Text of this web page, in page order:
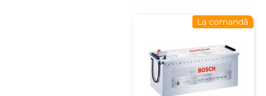
La comandă